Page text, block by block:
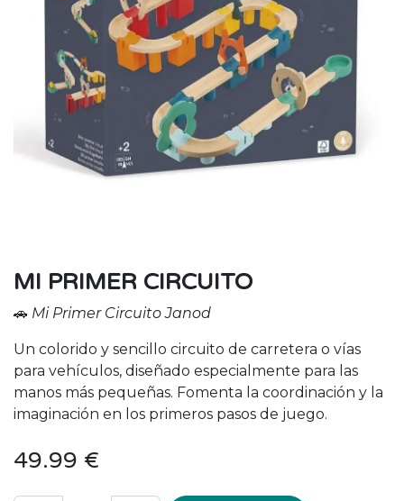
MI PRIMER CIRCUITO
🚗 Mi Primer Circuito Janod
Un colorido y sencillo circuito de carretera o vías
para vehículos, diseñado especialmente para las
manos más pequeñas. Fomenta la coordinación y la
imaginación en los primeros pasos de juego.
49.99 €